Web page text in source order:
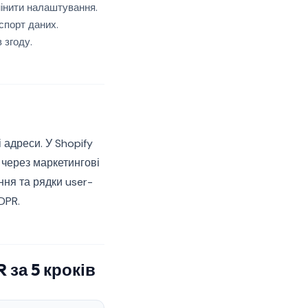
налаштування.
даних.
адреси. У Shopify
маркетингові
та рядки user-
5 кроків